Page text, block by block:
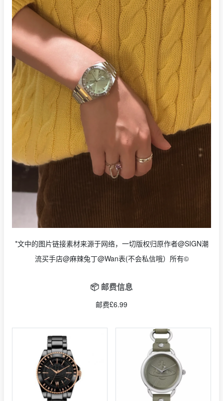
*文中的图片链接素材来源于网络，一切版权归原作者@SIGN潮
流买手店@麻辣兔丁@Wan表(不会私信哦）所有©
📦 邮费信息
邮费£6.99